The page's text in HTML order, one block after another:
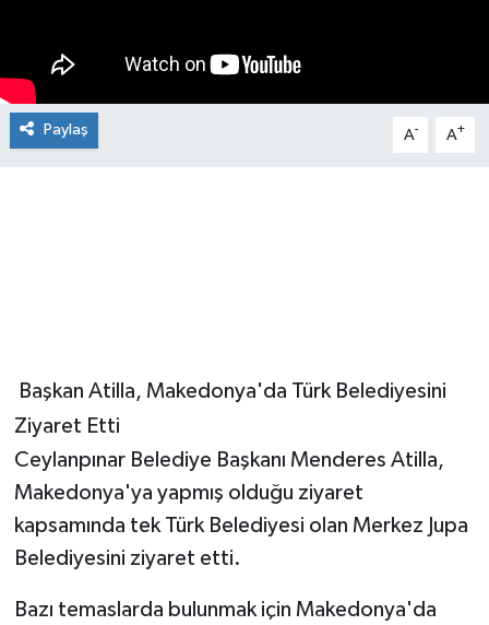
Paylaş A- A+
Başkan Atilla, Makedonya'da Türk Belediyesini
Ziyaret Etti
Ceylanpınar Belediye Başkanı Menderes Atilla,
Makedonya'ya yapmış olduğu ziyaret
kapsamında tek Türk Belediyesi olan Merkez Jupa
Belediyesini ziyaret etti.
Bazı temaslarda bulunmak için Makedonya'da